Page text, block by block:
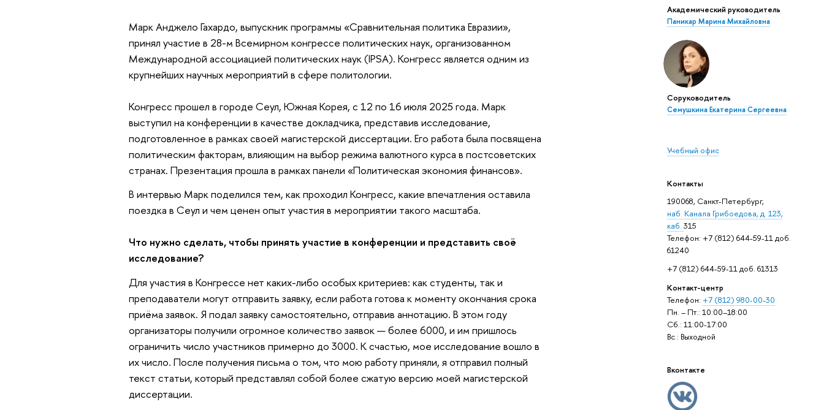
Академический руководитель
Паникар Марина Михайловна
Соруководитель
Семушкина Екатерина Сергеевна
Учебный офис
Контакты
190068, Санкт-Петербург,
наб. Канала Грибоедова, д. 123,
каб. 315
Телефон: +7 (812) 644-59-11 доб.
61240
+7 (812) 644-59-11 доб. 61313
Контакт-центр
Телефон: +7 (812) 980-00-30
Пн. – Пт.: 10:00–18:00
Сб.: 11:00-17:00
Вс.: Выходной
Вконтакте
Марк Анджело Гахардо, выпускник программы «Сравнительная политика Евразии»,
принял участие в 28-м Всемирном конгрессе политических наук, организованном
Международной ассоциацией политических наук (IPSA). Конгресс является одним из
крупнейших научных мероприятий в сфере политологии.
Конгресс прошел в городе Сеул, Южная Корея, с 12 по 16 июля 2025 года. Марк
выступил на конференции в качестве докладчика, представив исследование,
подготовленное в рамках своей магистерской диссертации. Его работа была посвящена
политическим факторам, влияющим на выбор режима валютного курса в постсоветских
странах. Презентация прошла в рамках панели «Политическая экономия финансов».
В интервью Марк поделился тем, как проходил Конгресс, какие впечатления оставила
поездка в Сеул и чем ценен опыт участия в мероприятии такого масштаба.
Что нужно сделать, чтобы принять участие в конференции и представить своё
исследование?
Для участия в Конгрессе нет каких-либо особых критериев: как студенты, так и
преподаватели могут отправить заявку, если работа готова к моменту окончания срока
приёма заявок. Я подал заявку самостоятельно, отправив аннотацию. В этом году
организаторы получили огромное количество заявок — более 6000, и им пришлось
ограничить число участников примерно до 3000. К счастью, мое исследование вошло в
их число. После получения письма о том, что мою работу приняли, я отправил полный
текст статьи, который представлял собой более сжатую версию моей магистерской
диссертации.